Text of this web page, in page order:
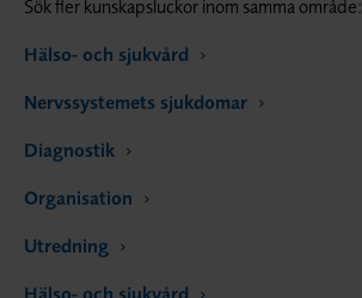
Sök fler kunskapsluckor inom samma område:
Hälso- och sjukvård
Nervssystemets sjukdomar
Diagnostik
Organisation
Utredning